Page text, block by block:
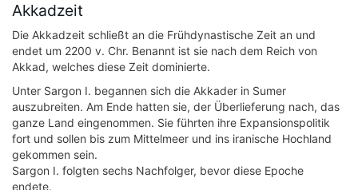
Akkadzeit
Die Akkadzeit schließt an die Frühdynastische Zeit an und
endet um 2200 v. Chr. Benannt ist sie nach dem Reich von
Akkad, welches diese Zeit dominierte.
Unter Sargon I. begannen sich die Akkader in Sumer
auszubreiten. Am Ende hatten sie, der Überlieferung nach, das
ganze Land eingenommen. Sie führten ihre Expansionspolitik
fort und sollen bis zum Mittelmeer und ins iranische Hochland
gekommen sein.
Sargon I. folgten sechs Nachfolger, bevor diese Epoche
endete.